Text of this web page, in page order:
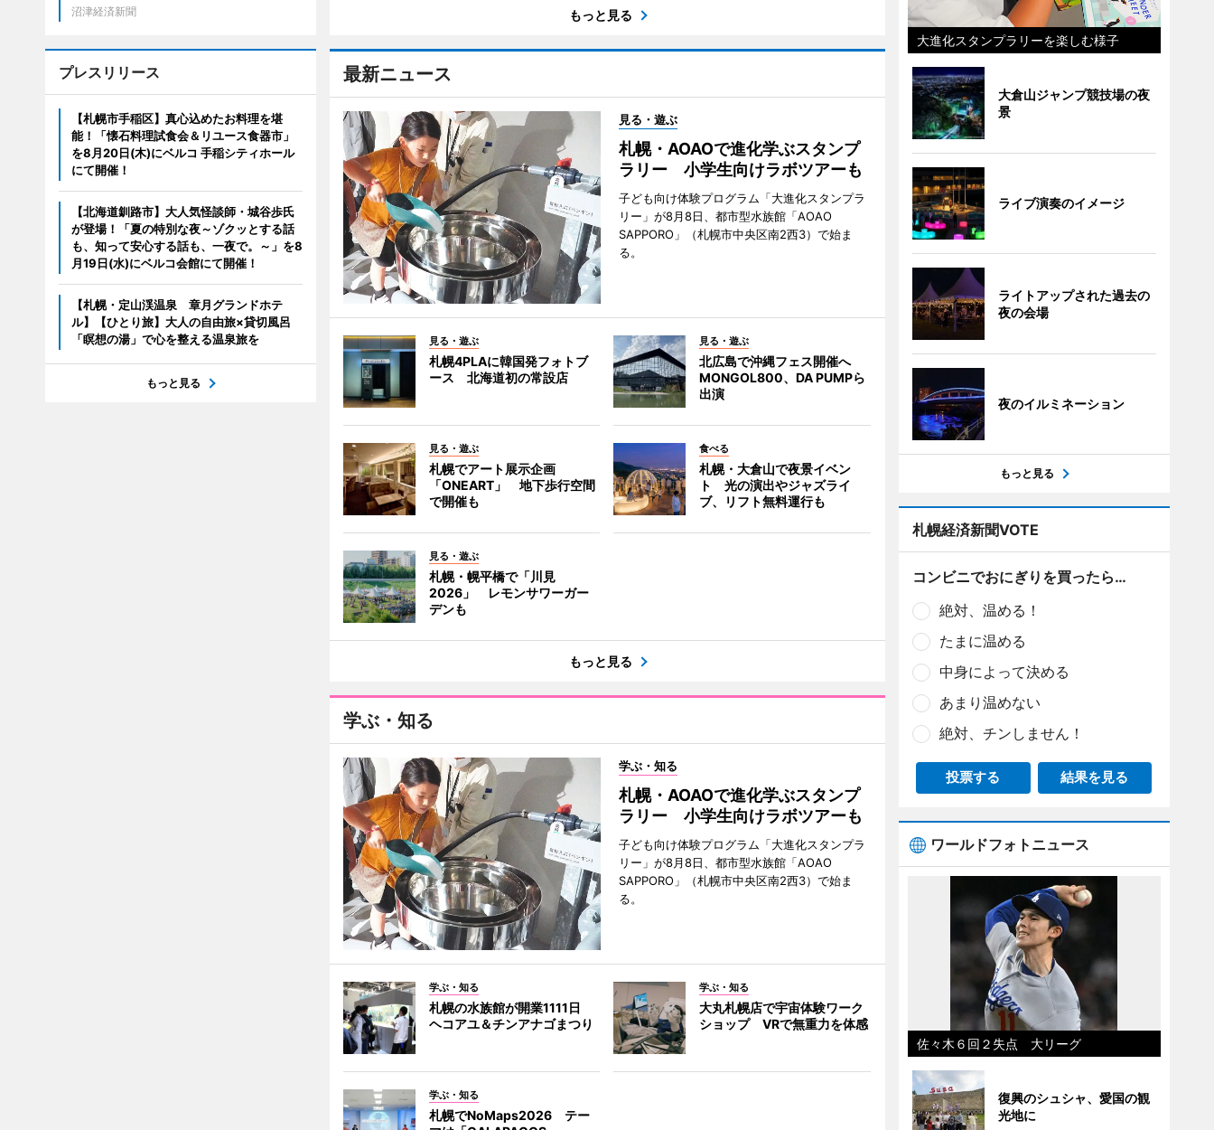
もっと見る
最新ニュース
見る・遊ぶ
札幌・AOAOで進化学ぶスタンプ
ラリー 小学生向けラボツアーも
子ども向け体験プログラム「大進化スタンプラ
リー」が8月8日、都市型水族館「AOAO
SAPPORO」（札幌市中央区南2西3）で始ま
る。
見る・遊ぶ
札幌4PLAに韓国発フォトブ
ース 北海道初の常設店
見る・遊ぶ
北広島で沖縄フェス開催へ
MONGOL800、DA PUMPら
出演
見る・遊ぶ
札幌でアート展示企画
「ONEART」 地下歩行空間
で開催も
食べる
札幌・大倉山で夜景イベン
ト 光の演出やジャズライ
ブ、リフト無料運行も
見る・遊ぶ
札幌・幌平橋で「川見
2026」 レモンサワーガー
デンも
もっと見る
学ぶ・知る
学ぶ・知る
札幌・AOAOで進化学ぶスタンプ
ラリー 小学生向けラボツアーも
子ども向け体験プログラム「大進化スタンプラ
リー」が8月8日、都市型水族館「AOAO
SAPPORO」（札幌市中央区南2西3）で始ま
る。
学ぶ・知る
札幌の水族館が開業1111日
ヘコアユ＆チンアナゴまつり
学ぶ・知る
大丸札幌店で宇宙体験ワーク
ショップ VRで無重力を体感
学ぶ・知る
札幌でNoMaps2026 テー
沼津経済新聞
プレスリリース
【札幌市手稲区】真心込めたお料理を堪
能！「懐石料理試食会＆リユース食器市」
を8月20日(木)にベルコ 手稲シティホール
にて開催！
【北海道釧路市】大人気怪談師・城谷歩氏
が登場！「夏の特別な夜～ゾクッとする話
も、知って安心する話も、一夜で。～」を8
月19日(水)にベルコ会館にて開催！
【札幌・定山渓温泉 章月グランドホテ
ル】【ひとり旅】大人の自由旅×貸切風呂
「瞑想の湯」で心を整える温泉旅を
もっと見る
大進化スタンプラリーを楽しむ様子
大倉山ジャンプ競技場の夜
景
ライブ演奏のイメージ
ライトアップされた過去の
夜の会場
夜のイルミネーション
もっと見る
札幌経済新聞VOTE
コンビニでおにぎりを買ったら…
絶対、温める！
たまに温める
中身によって決める
あまり温めない
絶対、チンしません！
投票する 結果を見る
ワールドフォトニュース
佐々木６回２失点 大リーグ
復興のシュシャ、愛国の観
光地に